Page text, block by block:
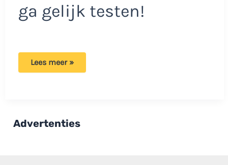
ga gelijk testen!
Wasgoed
de
Lees meer »
Advertenties